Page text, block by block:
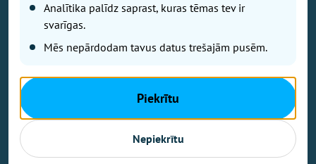
Juridiskā adrese: Lāčplēša iela 24
Ētikas kodeks
Autortiesības
Kontakti
Reklāma
Autortiesības © Ogrenet 2026.
Analītika palīdz saprast, kuras tēmas tev ir
svarīgas.
Mēs nepārdodam tavus datus trešajām pusēm.
Piekrītu
Nepiekrītu